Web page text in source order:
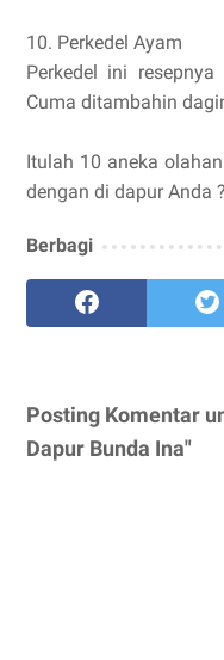
10. Perkedel Ayam
Perkedel ini
Cuma ditambahin
Itulah 10 aneka
dengan di dapur Anda
Berbagi
Posting Komentar
Dapur Bunda Ina"